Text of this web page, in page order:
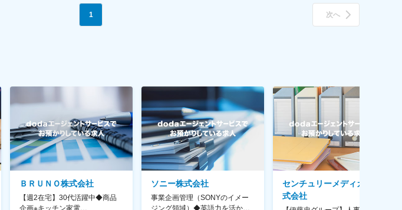
1 次へ
ＢＲＵＮＯ株式会社
【週2在宅】30代活躍中◆商品
ソニー株式会社
事業企画管理（SONYのイメー
センチュリーメディカル株
式会社